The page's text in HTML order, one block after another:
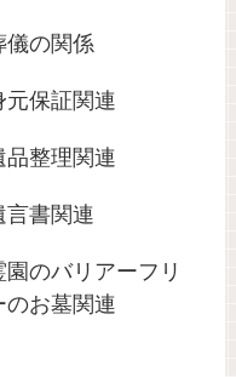
儀の関係
元保証関連
品整理関連
言書関連
園のバリアーフリ
のお墓関連